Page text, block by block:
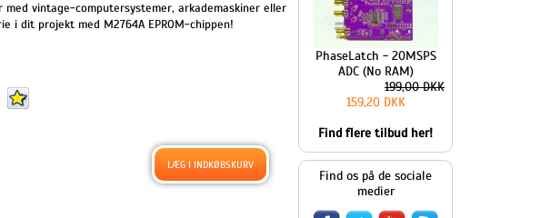
vintage-computersystemer, arkademaskiner eller
i dit projekt med M2764A EPROM-chippen!
PhaseLatch - 20MSPS
ADC (No RAM)
199,00 DKK
159,20 DKK
Find flere tilbud her!
Find os på de sociale
medier